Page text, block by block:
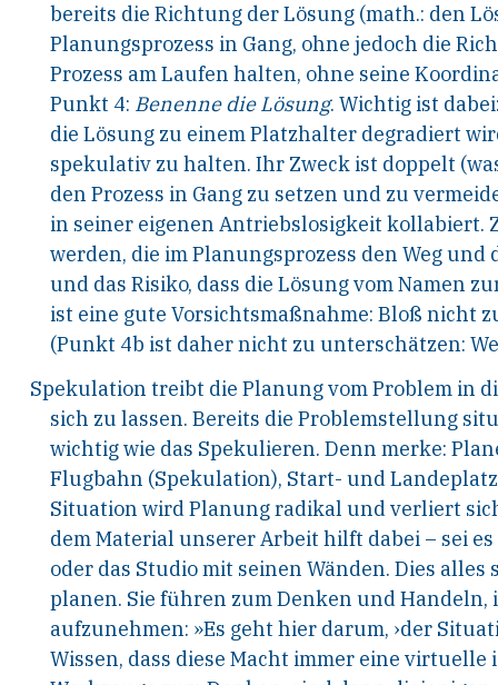
bereits die Richtung der Lösung (math.: den
Planungsprozess in Gang, ohne jedoch die
Prozess amLaufen halten, ohne seine
Punkt 4: Benenne die Lösung. Wichtig ist
die Lösung zu einem Platzhalter degradiert
spekulativ zu halten. Ihr Zweck ist doppelt
den Prozess in Gang zu setzen und zu
in seiner eigenen Antriebslosigkeit kollabiert.
werden, die im Planungsprozess den Weg und
und das Risiko, dass die Lösung vom Namen
ist eine gute Vorsichtsmaßnahme: Bloß nicht
(Punkt 4b ist daher nicht zu unterschätzen:
Spekulation treibt die Planung vom Problem in
sich zu lassen. Bereits die Problemstellung
wichtig wie das Spekulieren. Denn merke: Pla
Flugbahn (Spekulation), Start- und Lande
Situation wird Planung radikal und verliert
dem Material unserer Arbeit hilft dabei – sei
oder das Studio mit seinen Wänden. Dies
planen. Sie führen zumDenken und Handeln,
aufzunehmen: »Es geht hier darum, ›der
Wissen, dass diese Macht immer eine virtuelle